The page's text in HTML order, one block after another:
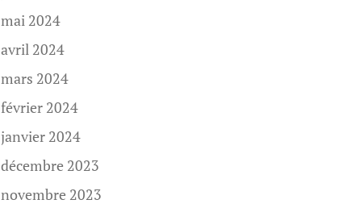
mai 2024
avril 2024
mars 2024
février 2024
janvier 2024
décembre 2023
novembre 2023